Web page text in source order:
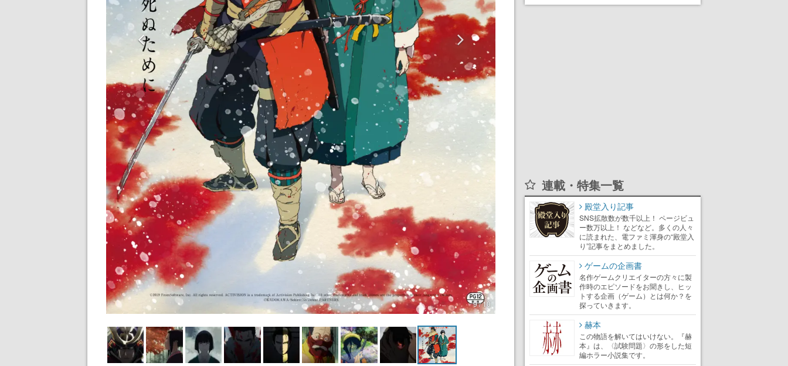
9 / 10
連載・特集一覧
殿堂入り記事
SNS拡散数が数千以上！ ページビュ
ー数万以上！ などなど。多くの人々
に読まれた、電ファミ渾身の“殿堂入
り”記事をまとめました。
ゲームの企画書
名作ゲームクリエイターの方々に製
作時のエピソードをお聞きし、ヒッ
トする企画（ゲーム）とは何か？を
探っていきます。
赫本
この物語を解いてはいけない。『赫
本』は、〈試験問題〉の形をした短
編ホラー小説集です。